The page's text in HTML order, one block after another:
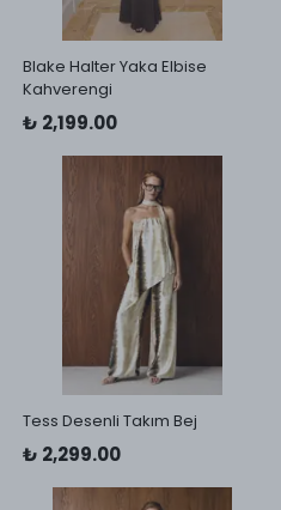
Blake Halter Yaka Elbise
Kahverengi
₺ 2,199.00
Tess Desenli Takım Bej
₺ 2,299.00